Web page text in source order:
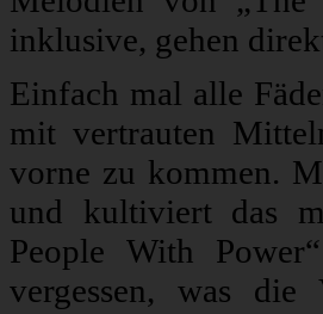
inklusive, gehen
Einfach mal alle
mit vertrauten
vorne zu kommen.
und kultiviert das
People With
vergessen, was die